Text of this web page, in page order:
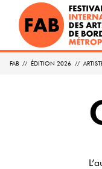
FAB // ÉDITION 2026 //